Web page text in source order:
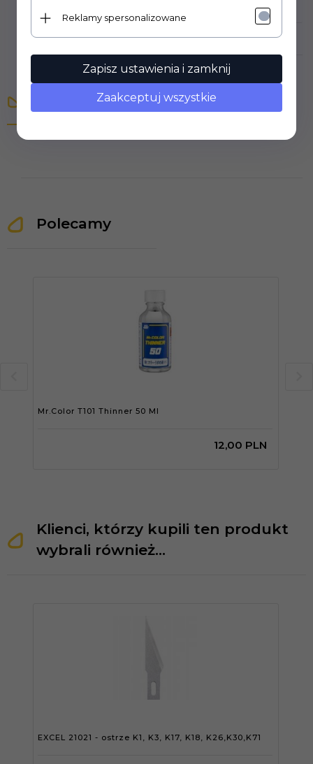
Opinie Klientów
Polecamy
Mr.Color T101 Thinner 50 Ml
12,00 PLN
Klienci, którzy kupili ten produkt
wybrali również...
EXCEL 21021 - ostrze K1, K3, K17, K18, K26,K30,K71
Reklamy spersonalizowane
Zapisz ustawienia i zamknij
Zaakceptuj wszystkie